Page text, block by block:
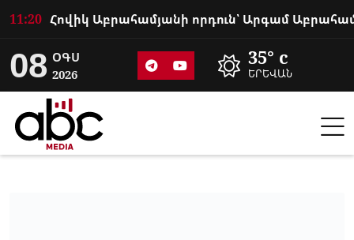
11:20
08 ՕԳՍ
2026
35° c
ԵՐԵՎԱՆ